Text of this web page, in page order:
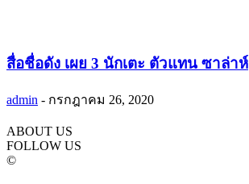
สื่อชื่อดัง เผย 3 นักเตะ ตัวแทน ซาล่าห์
admin - กรกฎาคม 26, 2020
ABOUT US
FOLLOW US
©